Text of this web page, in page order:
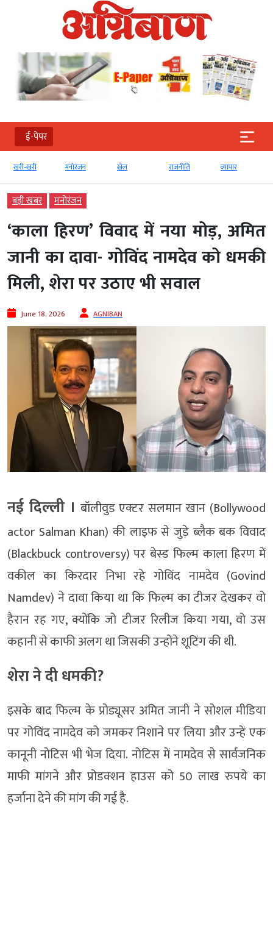
ई-पेपर
खरी-खरी मनोरंजन खेल राजनीति व्‍यापार
बड़ी खबर मनोरंजन
‘काला हिरण’ विवाद में नया मोड़, अमित
जानी का दावा- गोविंद नामदेव को धमकी
मिली, शेरा पर उठाए भी सवाल
June 18, 2026 AGNIBAN
नई दिल्‍ली । बॉलीवुड एक्टर सलमान खान (Bollywood
actor Salman Khan) की लाइफ से जुड़े ब्लैक बक विवाद
(Blackbuck controversy) पर बेस्ड फिल्म काला हिरण में
वकील का किरदार निभा रहे गोविंद नामदेव (Govind
Namdev) ने दावा किया था कि फिल्म का टीजर देखकर वो
हैरान रह गए, क्योंकि जो टीजर रिलीज किया गया, वो उस
कहानी से काफी अलग था जिसकी उन्होंने शूटिंग की थी.
शेरा ने दी धमकी?
इसके बाद फिल्म के प्रोड्यूसर अमित जानी ने सोशल मीडिया
पर गोविंद नामदेव को जमकर निशाने पर लिया और उन्हें एक
कानूनी नोटिस भी भेज दिया. नोटिस में नामदेव से सार्वजनिक
माफी मांगने और प्रोडक्शन हाउस को 50 लाख रुपये का
हर्जाना देने की मांग की गई है.